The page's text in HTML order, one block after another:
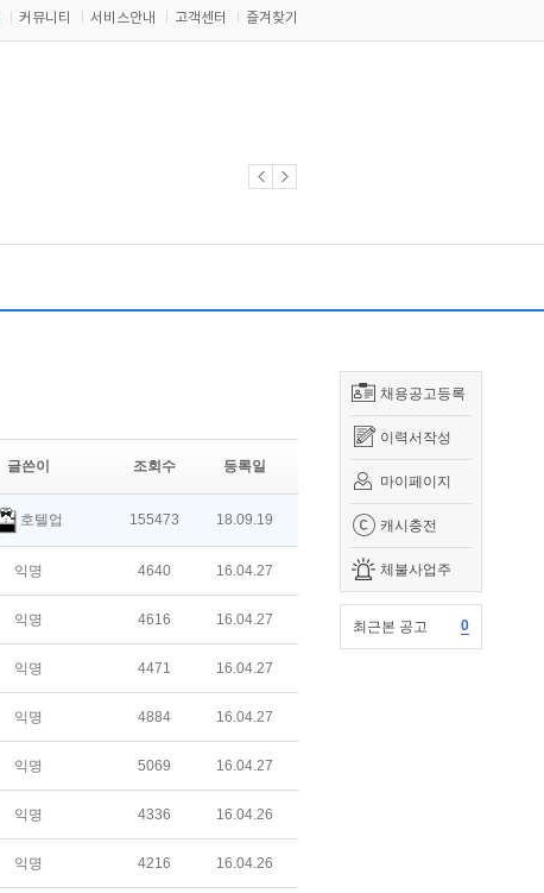
커뮤니티 서비스안내 고객센터 즐겨찾기
채용공고등록
이력서작성
마이페이지
캐시충전
체불사업주
최근본 공고 0
글쓴이 조회수 등록일
호텔업 155473 18.09.19
익명 4640 16.04.27
익명 4616 16.04.27
익명 4471 16.04.27
익명 4884 16.04.27
익명 5069 16.04.27
익명 4336 16.04.26
익명 4216 16.04.26